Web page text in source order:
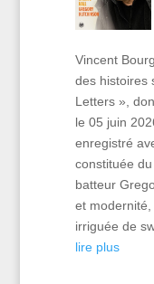
Vincent
des histoires
Letters »,
le 05 juin
enregistré
constituée
batteur
et
irriguée de
lire plus